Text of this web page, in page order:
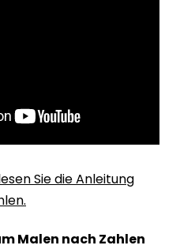
Sie die Anleitung
Malen nach Zahlen